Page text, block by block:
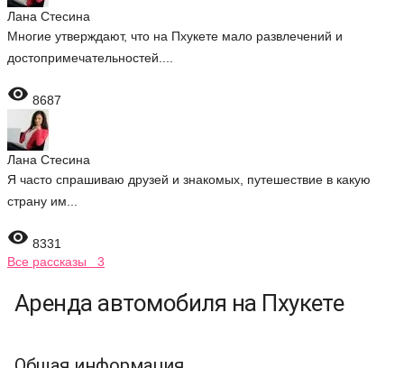
Лана Стесина
Многие утверждают, что на Пхукете мало развлечений и
достопримечательностей....
 8687
Лана Стесина
Я часто спрашиваю друзей и знакомых, путешествие в какую
страну им...
 8331
Все рассказы 3
Аренда автомобиля на Пхукете